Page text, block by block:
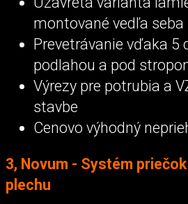
montované vedľa
Prevetrávanie vďaka 5
podlahou a pod
Výrezy pre potrubia a
stavbe
Cenovo výhodný
3, Novum - Systém
plechu